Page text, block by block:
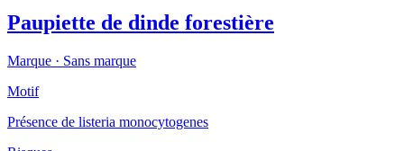
Paupiette de dinde forestière
Marque · Sans marque
Motif
Présence de listeria monocytogenes